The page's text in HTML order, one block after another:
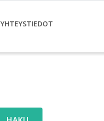
YHTEYSTIEDOT